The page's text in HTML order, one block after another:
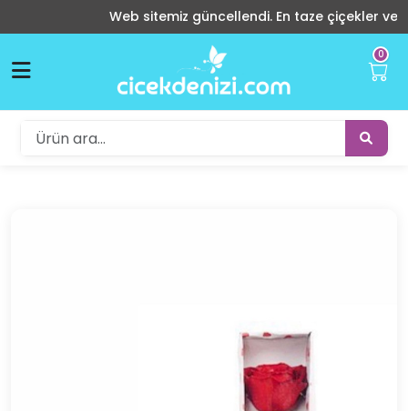
Web sitemiz güncellendi. En taze çiçekler ve
0